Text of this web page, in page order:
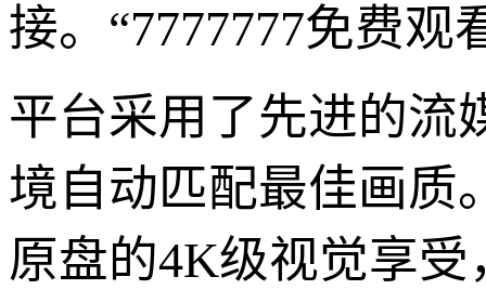
接。“7777777免费
平台采用了先进的流
境自动匹配最佳画质
原盘的4K级视觉享